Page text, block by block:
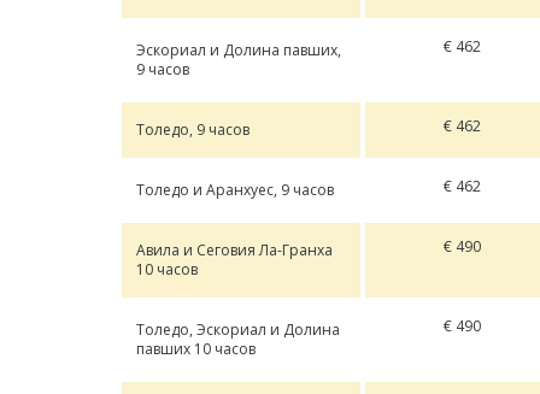
Эскориал и Долина павших,
9 часов
€ 462
Толедо, 9 часов € 462
Толедо и Аранхуес, 9 часов € 462
Авила и Сеговия Ла-Гранха
10 часов
€ 490
Толедо, Эскориал и Долина
павших 10 часов
€ 490